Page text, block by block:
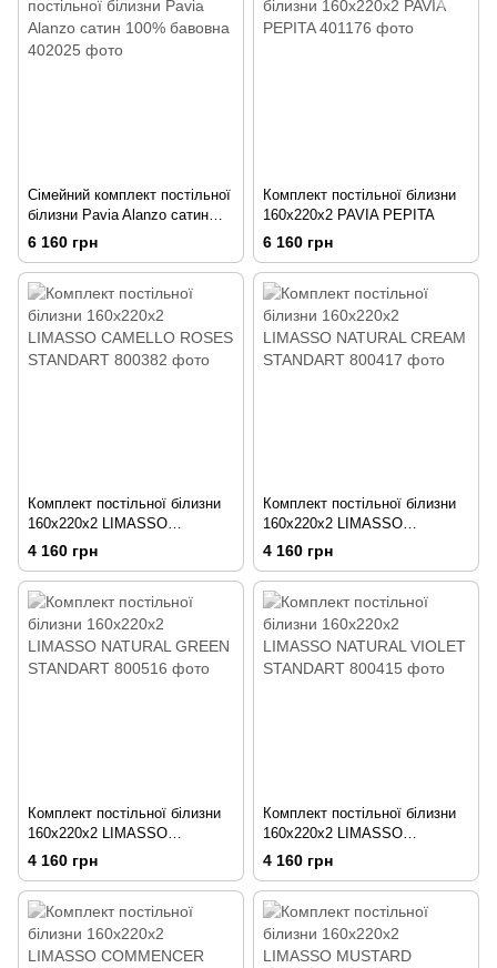
Сімейний комплект постільної
білизни Pavia Alanzo сатин
100% бавовна
6 160 грн
Комплект постільної білизни
160x220х2 PAVIA PEPITA
6 160 грн
Комплект постільної білизни
160x220х2 LIMASSO
CAMELLO ROSES STANDART
4 160 грн
Комплект постільної білизни
160x220х2 LIMASSO
NATURAL CREAM STANDART
4 160 грн
Комплект постільної білизни
160x220х2 LIMASSO
NATURAL GREEN STANDART
4 160 грн
Комплект постільної білизни
160x220х2 LIMASSO
NATURAL VIOLET STANDART
4 160 грн